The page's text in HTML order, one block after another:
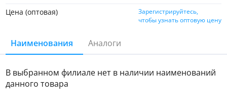
Цена (оптовая)
Зарегистрируйтесь,
чтобы узнать оптовую цену
Наименования Аналоги
В выбранном филиале нет в наличии наименований
данного товара